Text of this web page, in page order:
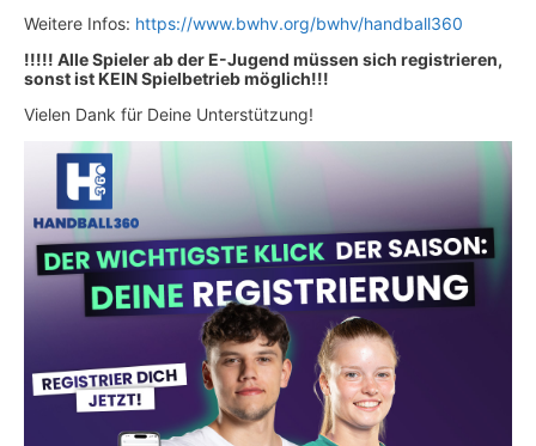
Weitere Infos: https://www.bwhv.org/bwhv/handball360
!!!!! Alle Spieler ab der E-Jugend müssen sich registrieren,
sonst ist KEIN Spielbetrieb möglich!!!
Vielen Dank für Deine Unterstützung!